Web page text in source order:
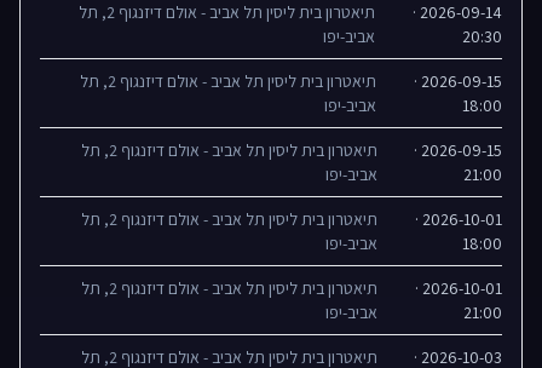
2026-09-14 ·
20:30
תיאטרון בית ליסין תל אביב - אולם דיזנגוף 2, תל
אביב-יפו
2026-09-15 ·
18:00
תיאטרון בית ליסין תל אביב - אולם דיזנגוף 2, תל
אביב-יפו
2026-09-15 ·
21:00
תיאטרון בית ליסין תל אביב - אולם דיזנגוף 2, תל
אביב-יפו
2026-10-01 ·
18:00
תיאטרון בית ליסין תל אביב - אולם דיזנגוף 2, תל
אביב-יפו
2026-10-01 ·
21:00
תיאטרון בית ליסין תל אביב - אולם דיזנגוף 2, תל
אביב-יפו
2026-10-03 · תיאטרון בית ליסין תל אביב - אולם דיזנגוף 2, תל